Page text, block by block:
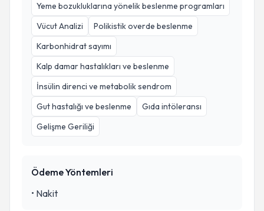
Yeme bozukluklarına yönelik beslenme programları
Vücut Analizi
Polikistik overde beslenme
Karbonhidrat sayımı
Kalp damar hastalıkları ve beslenme
İnsülin direnci ve metabolik sendrom
Gut hastalığı ve beslenme
Gıda intöleransı
Gelişme Geriliği
Ödeme Yöntemleri
• Nakit